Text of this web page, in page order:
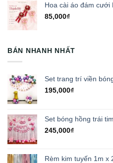
Hoa cài áo đám cưới
85,000₫
BÁN NHANH NHẤT
Set trang trí viền
195,000₫
Set bóng hồng trái tim
245,000₫
Rèm kim tuyến 1m x